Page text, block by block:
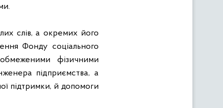
слів, а окремих його
Фонду соціального
фізичними
підприємства, а
підтримки, й допомоги